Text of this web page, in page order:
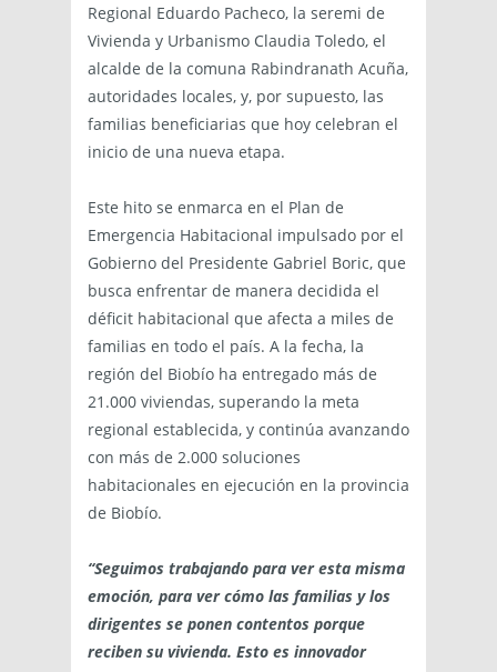
Regional Eduardo Pacheco, la seremi de
Vivienda y Urbanismo Claudia Toledo, el
alcalde de la comuna Rabindranath Acuña,
autoridades locales, y, por supuesto, las
familias beneficiarias que hoy celebran el
inicio de una nueva etapa.
Este hito se enmarca en el Plan de
Emergencia Habitacional impulsado por el
Gobierno del Presidente Gabriel Boric, que
busca enfrentar de manera decidida el
déficit habitacional que afecta a miles de
familias en todo el país. A la fecha, la
región del Biobío ha entregado más de
21.000 viviendas, superando la meta
regional establecida, y continúa avanzando
con más de 2.000 soluciones
habitacionales en ejecución en la provincia
de Biobío.
“Seguimos trabajando para ver esta misma
emoción, para ver cómo las familias y los
dirigentes se ponen contentos porque
reciben su vivienda. Esto es innovador